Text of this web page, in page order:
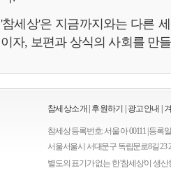
'참세상'은 지금까지와는 다른
이자, 보편과 상식의 사회를 만
참세상소개 후원하기 광고안내
참세상 등록번호: 서울 아 00111 | 등록
서울서울시 서대문구 독립문로8길 23
별도의 표기가 없는 한 '참세상'이 생